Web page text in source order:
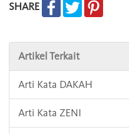
SHARE
Artikel Terkait
Arti Kata DAKAH
Arti Kata ZENI